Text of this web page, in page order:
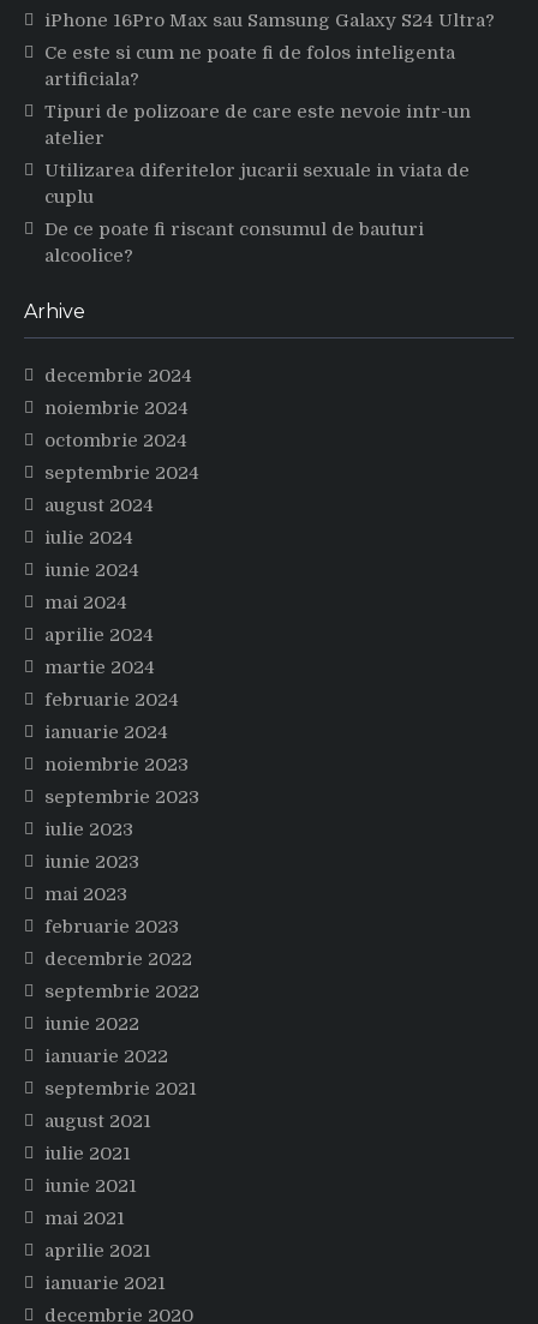
iPhone 16Pro Max sau Samsung Galaxy S24 Ultra?
Ce este si cum ne poate fi de folos inteligenta
artificiala?
Tipuri de polizoare de care este nevoie intr-un
atelier
Utilizarea diferitelor jucarii sexuale in viata de
cuplu
De ce poate fi riscant consumul de bauturi
alcoolice?
Arhive
decembrie 2024
noiembrie 2024
octombrie 2024
septembrie 2024
august 2024
iulie 2024
iunie 2024
mai 2024
aprilie 2024
martie 2024
februarie 2024
ianuarie 2024
noiembrie 2023
septembrie 2023
iulie 2023
iunie 2023
mai 2023
februarie 2023
decembrie 2022
septembrie 2022
iunie 2022
ianuarie 2022
septembrie 2021
august 2021
iulie 2021
iunie 2021
mai 2021
aprilie 2021
ianuarie 2021
decembrie 2020